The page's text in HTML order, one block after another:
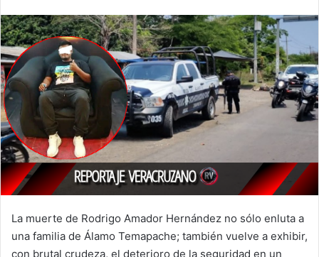
La muerte de Rodrigo Amador Hernández no sólo enluta a
una familia de Álamo Temapache; también vuelve a exhibir,
con brutal crudeza, el deterioro de la seguridad en un